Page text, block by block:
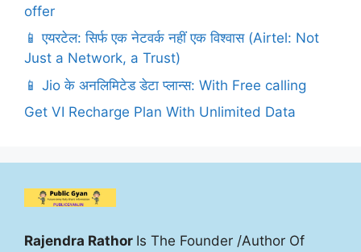
offer
📱 एयरटेल: सिर्फ एक नेटवर्क नहीं एक विश्वास (Airtel: Not
Just a Network, a Trust)
📱 Jio के अनलिमिटेड डेटा प्लान्स: With Free calling
Get VI Recharge Plan With Unlimited Data
Rajendra Rathor Is The Founder /Author Of